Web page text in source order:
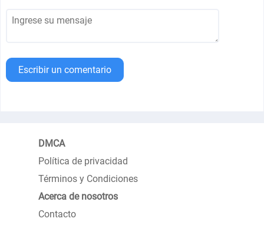
Escribir un comentario
DMCA
Política de privacidad
Términos y Condiciones
Acerca de nosotros
Contacto